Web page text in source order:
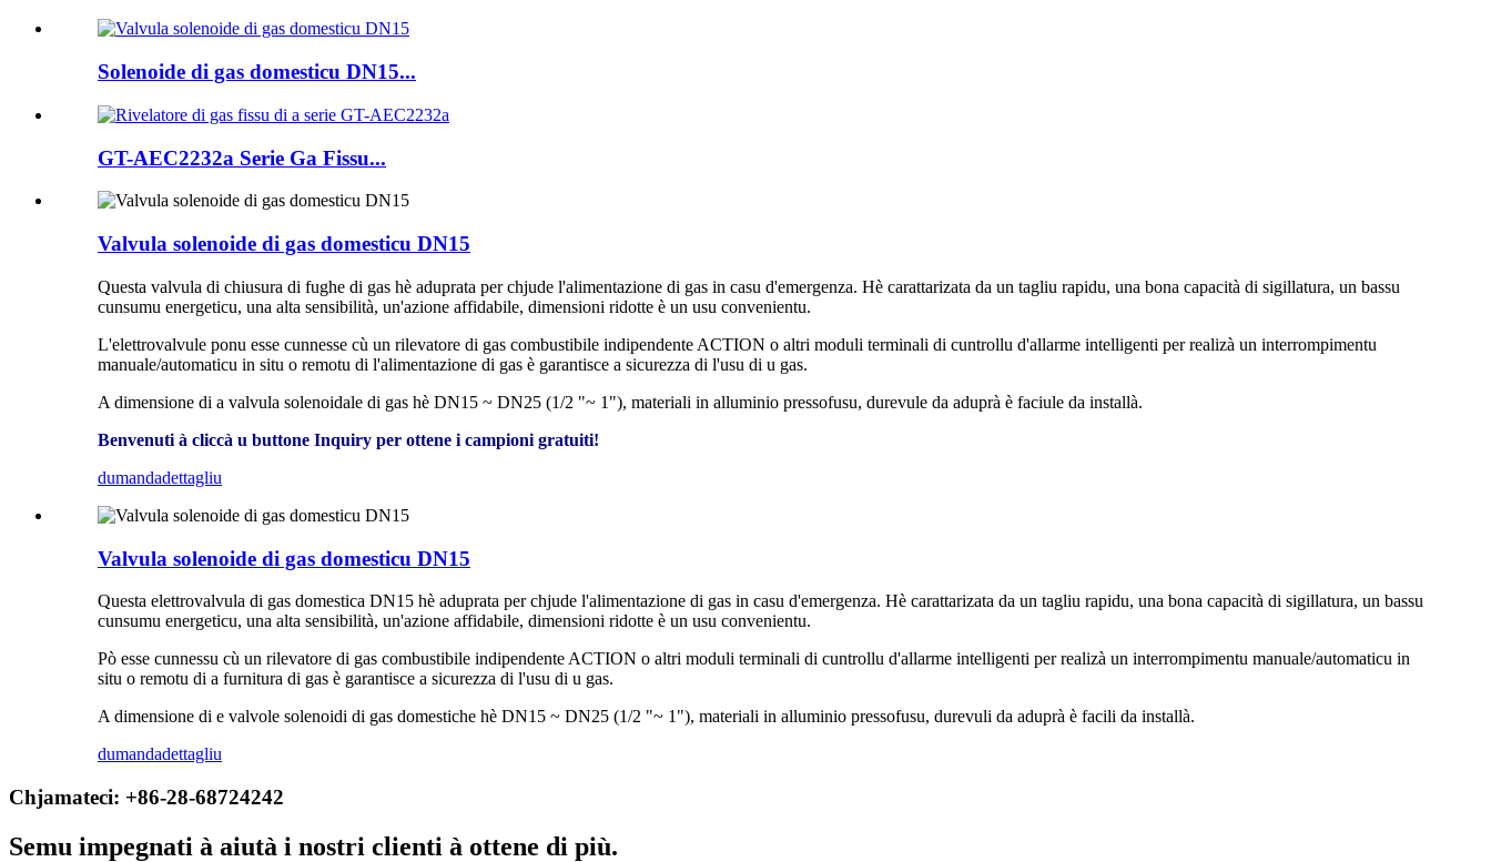
Solenoide di gas domesticu DN15...
GT-AEC2232a Serie Ga Fissu...
Valvula solenoide di gas domesticu DN15
Questa valvula di chiusura di fughe di gas hè aduprata per chjude l'alimentazione di gas in casu d'emergenza. Hè carattarizata da un tagliu rapidu, una bona capacità di sigillatura, un bassu
cunsumu energeticu, una alta sensibilità, un'azione affidabile, dimensioni ridotte è un usu convenientu.
L'elettrovalvule ponu esse cunnesse cù un rilevatore di gas combustibile indipendente ACTION o altri moduli terminali di cuntrollu d'allarme intelligenti per realizà un interrompimentu
manuale/automaticu in situ o remotu di l'alimentazione di gas è garantisce a sicurezza di l'usu di u gas.
A dimensione di a valvula solenoidale di gas hè DN15 ~ DN25 (1/2 "~ 1"), materiali in alluminio pressofusu, durevule da aduprà è faciule da installà.
Benvenuti à cliccà u buttone Inquiry per ottene i campioni gratuiti!
dumandadettagliu
Valvula solenoide di gas domesticu DN15
Questa elettrovalvula di gas domestica DN15 hè aduprata per chjude l'alimentazione di gas in casu d'emergenza. Hè carattarizata da un tagliu rapidu, una bona capacità di sigillatura, un bassu
cunsumu energeticu, una alta sensibilità, un'azione affidabile, dimensioni ridotte è un usu convenientu.
Pò esse cunnessu cù un rilevatore di gas combustibile indipendente ACTION o altri moduli terminali di cuntrollu d'allarme intelligenti per realizà un interrompimentu manuale/automaticu in
situ o remotu di a furnitura di gas è garantisce a sicurezza di l'usu di u gas.
A dimensione di e valvole solenoidi di gas domestiche hè DN15 ~ DN25 (1/2 "~ 1"), materiali in alluminio pressofusu, durevuli da aduprà è facili da installà.
dumandadettagliu
Chjamateci: +86-28-68724242
Semu impegnati à aiutà i nostri clienti à ottene di più.